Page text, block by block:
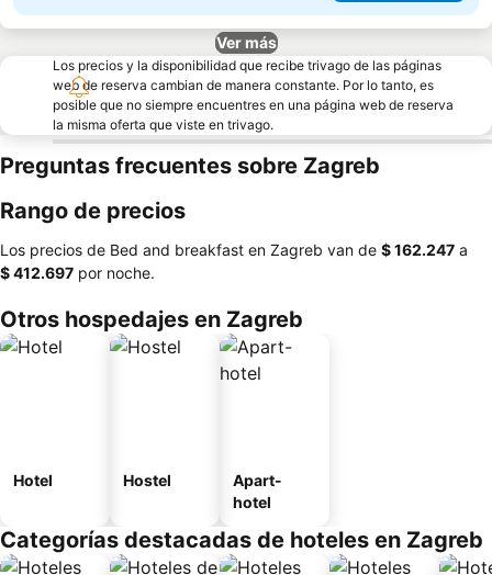
Ver más
Los precios y la disponibilidad que recibe trivago de las páginas
web de reserva cambian de manera constante. Por lo tanto, es
posible que no siempre encuentres en una página web de reserva
la misma oferta que viste en trivago.
Preguntas frecuentes sobre Zagreb
Rango de precios
Los precios de Bed and breakfast en Zagreb van de ‎$ 162.247 a
‎$ 412.697 por noche.
Otros hospedajes en Zagreb
Hotel Hostel
Apart-
hotel
Categorías destacadas de hoteles en Zagreb